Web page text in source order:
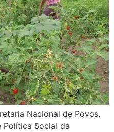
Nacional de Povos,
Política Social da